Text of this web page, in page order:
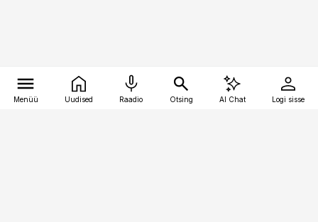
Menüü Uudised Raadio Otsing AI Chat Logi sisse